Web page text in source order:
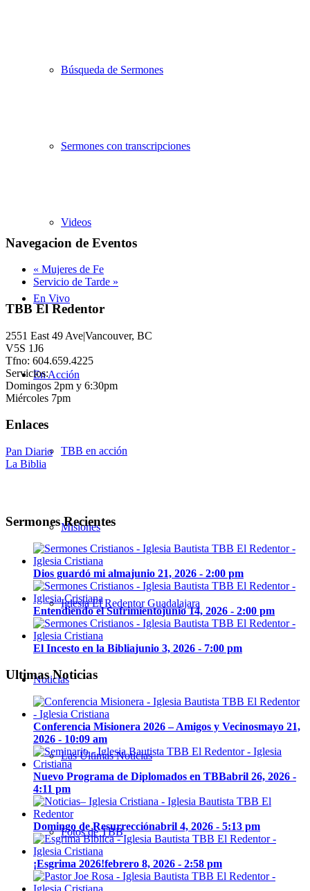
Búsqueda de Sermones
Sermones con transcripciones
Videos
En Vivo
En Acción
TBB en acción
Misiones
Iglesia El Redentor Guadalajara
Noticias
Las Últimas Noticias
Fotos de TBB
Navegacion de Eventos
« Mujeres de Fe
Servicio de Tarde »
TBB El Redentor
2551 East 49 Ave|Vancouver, BC
V5S 1J6
Tfno: 604.659.4225
Servicios:
Domingos 2pm y 6:30pm
Miércoles 7pm
Enlaces
Pan Diario
La Biblia
Sermones Recientes
Dios guardó mi almajunio 21, 2026 - 2:00 pm
Entendiendo el Sufrimientojunio 14, 2026 - 2:00 pm
El Incesto en la Bibliajunio 3, 2026 - 7:00 pm
Ultimas Noticias
Conferencia Misionera 2026 – Amigos y Vecinosmayo 21,
2026 - 10:09 am
Nuevo Programa de Diplomados en TBBabril 26, 2026 -
4:11 pm
Domingo de Resurrecciónabril 4, 2026 - 5:13 pm
¡Esgrima 2026!febrero 8, 2026 - 2:58 pm